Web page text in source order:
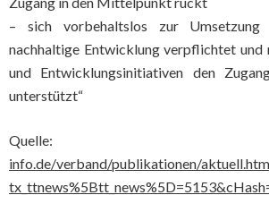
– sich vorbehaltslos zur
nachhaltige Entwicklung verpflichtet
und Entwicklungsinitiativen den
unterstützt“
info.de/verband/publikationen/